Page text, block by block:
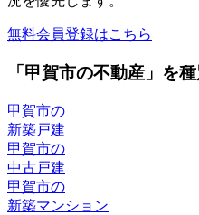
無料会員登録はこちら
「甲賀市の不動産」を
甲賀市の
新築戸建
甲賀市の
中古戸建
甲賀市の
新築マンション